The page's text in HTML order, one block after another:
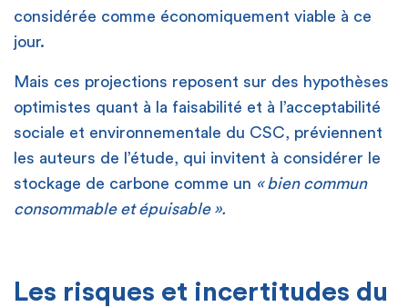
considérée comme économiquement viable à ce
jour.
Mais ces projections reposent sur des hypothèses
optimistes quant à la faisabilité et à l’acceptabilité
sociale et environnementale du CSC, préviennent
les auteurs de l’étude, qui invitent à considérer le
stockage de carbone comme un « bien commun
consommable et épuisable ».
Les risques et incertitudes du